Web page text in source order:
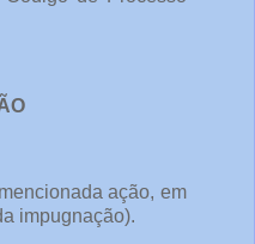
ação, em
impugnação).